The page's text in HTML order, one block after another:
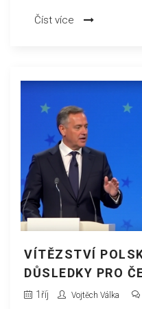
významný neúspěch, který
Číst více
VÍTĚZSTVÍ
DŮSLEDKY PRO
VZTAHY A
1 říj Vojtěch Válka